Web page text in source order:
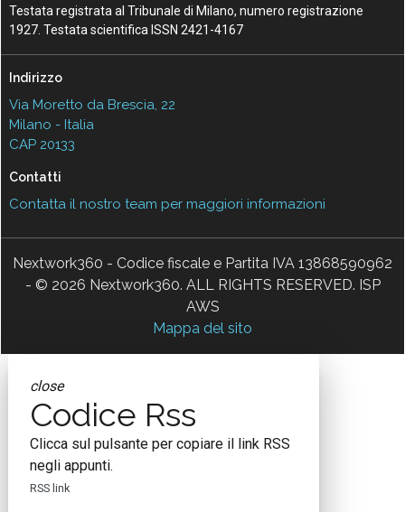
Testata registrata al Tribunale di Milano, numero registrazione
1927. Testata scientifica ISSN 2421-4167
Indirizzo
Via Moretto da Brescia, 22
Milano - Italia
CAP 20133
Contatti
Contatta il nostro team per maggiori informazioni
Nextwork360 - Codice fiscale e Partita IVA 13868590962
- © 2026 Nextwork360. ALL RIGHTS RESERVED. ISP
AWS
Mappa del sito
close
Codice Rss
Clicca sul pulsante per copiare il link RSS
negli appunti.
RSS link